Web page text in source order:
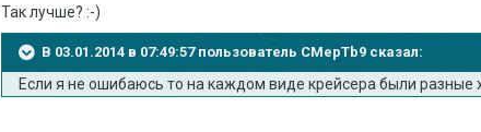
Так лучше? :-)
В 03.01.2014 в 07:49:57 пользователь CMepTb9 сказал:
Если я не ошибаюсь то на каждом виде крейсера были разные